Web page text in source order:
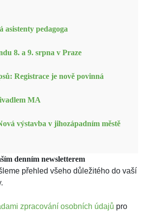
asistenty pedagoga
8. a 9. srpna v Praze
Registrace je nově povinná
MA
výstavba v jihozápadním městě
denním newsletterem
přehled všeho důležitého do vaší
zpracování osobních údajů pro